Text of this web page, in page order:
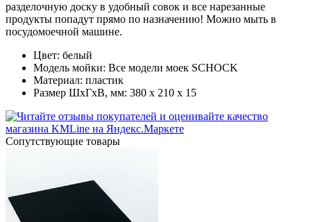
разделочную доску в удобный совок и все нарезанные
продукты попадут прямо по назначению! Можно мыть в
посудомоечной машине.
Цвет: белый
Модель мойки: Все модели моек SCHOCK
Материал: пластик
Размер ШхГхВ, мм: 380 х 210 х 15
Cопутствующие товары